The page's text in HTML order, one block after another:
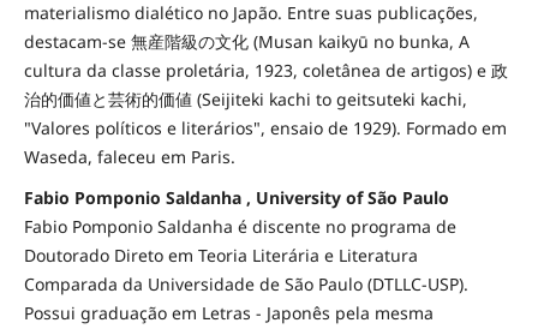
materialismo dialético no Japão. Entre suas publicações,
destacam-se 無産階級の文化 (Musan kaikyū no bunka, A
cultura da classe proletária, 1923, coletânea de artigos) e 政
治的価値と芸術的価値 (Seijiteki kachi to geitsuteki kachi,
"Valores políticos e literários", ensaio de 1929). Formado em
Waseda, faleceu em Paris.
Fabio Pomponio Saldanha , University of São Paulo
Fabio Pomponio Saldanha é discente no programa de
Doutorado Direto em Teoria Literária e Literatura
Comparada da Universidade de São Paulo (DTLLC-USP).
Possui graduação em Letras - Japonês pela mesma